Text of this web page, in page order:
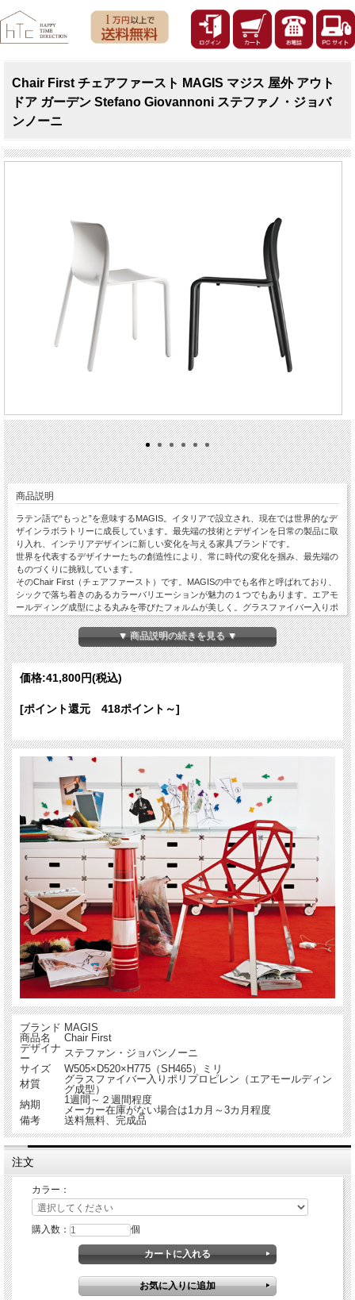
Chair First チェアファースト MAGIS マジス 屋外 アウト
ドア ガーデン Stefano Giovannoni ステファノ・ジョバ
ンノーニ
商品説明
ラテン語で“もっと”を意味するMAGIS。イタリアで設立され、現在では世界的なデ
ザインラボラトリーに成長しています。最先端の技術とデザインを日常の製品に取
り入れ、インテリアデザインに新しい変化を与える家具ブランドです。
世界を代表するデザイナーたちの創造性により、常に時代の変化を掴み、最先端の
ものづくりに挑戦しています。
そのChair First（チェアファースト）です。MAGISの中でも名作と呼ばれており、
シックで落ち着きのあるカラーバリエーションが魅力の１つでもあります。エアモ
ールディング成型による丸みを帯びたフォルムが美しく。グラスファイバー入りポ
リプロピレンを使用し、軽量かつ優れた耐久性を実現しました。屋外で使用するこ
ともできるため、商業施設、レストランなどでも活躍します。
◆サイズ：W505×D520×H775（SH465）ミリ
◆カラー：オリーブグリーン・ブラック・ホワイト・ベージュからお選びいただけ
ます。
▼ 商品説明の続きを見る ▼
価格:41,800円(税込)
[ポイント還元 418ポイント～]
ブランド MAGIS
商品名
Chair First
デザイナ
ー
ステファン・ジョバンノーニ
サイズ
W505×D520×H775（SH465）ミリ
材質
グラスファイバー入りポリプロピレン（エアモールディン
グ成型）
納期
1週間～２週間程度
メーカー在庫がない場合は1カ月～3カ月程度
備考
送料無料、完成品
注文
カラー：
購入数： 個